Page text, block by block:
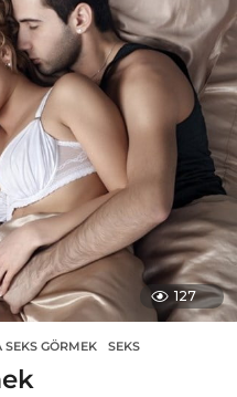
127
SEKS GÖRMEK ,SEKS